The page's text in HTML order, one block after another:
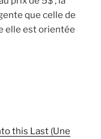
que celle de
elle est orientée
this Last (Une